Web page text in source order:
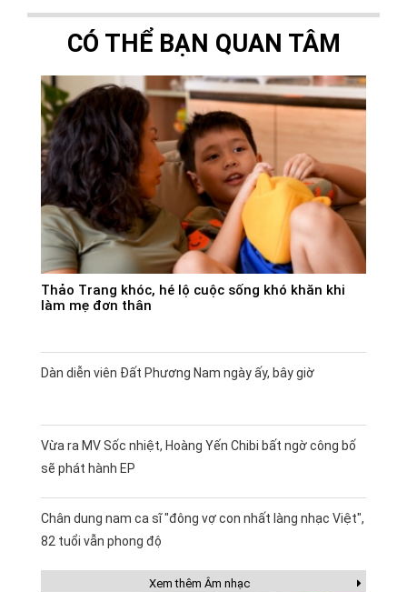
CÓ THỂ BẠN QUAN TÂM
Thảo Trang khóc, hé lộ cuộc sống khó khăn khi
làm mẹ đơn thân
Dàn diễn viên Đất Phương Nam ngày ấy, bây giờ
Vừa ra MV Sốc nhiệt, Hoàng Yến Chibi bất ngờ công bố
sẽ phát hành EP
Chân dung nam ca sĩ "đông vợ con nhất làng nhạc Việt",
82 tuổi vẫn phong độ
Xem thêm Âm nhạc